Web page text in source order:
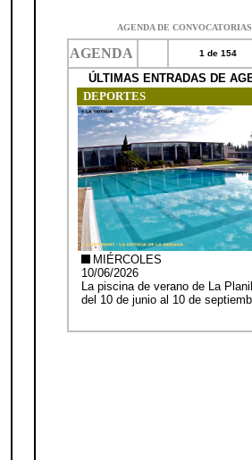
AGENDA DE CONVOCATORIAS